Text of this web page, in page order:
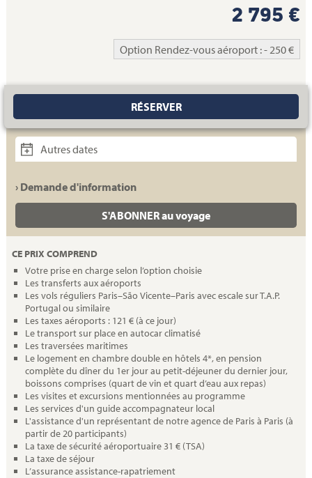
2 795 €
Option Rendez-vous aéroport : - 250 €
RÉSERVER
Autres dates
› Demande d'information
S'ABONNER au voyage
CE PRIX COMPREND
Votre prise en charge selon l’option choisie
Les transferts aux aéroports
Les vols réguliers Paris–São Vicente–Paris avec escale sur T.A.P.
Portugal ou similaire
Les taxes aéroports : 121 € (à ce jour)
Le transport sur place en autocar climatisé
Les traversées maritimes
Le logement en chambre double en hôtels 4*, en pension
complète du dîner du 1er jour au petit-déjeuner du dernier jour,
boissons comprises (quart de vin et quart d’eau aux repas)
Les visites et excursions mentionnées au programme
Les services d'un guide accompagnateur local
L'assistance d'un représentant de notre agence de Paris à Paris (à
partir de 20 participants)
La taxe de sécurité aéroportuaire 31 € (TSA)
La taxe de séjour
L’assurance assistance-rapatriement